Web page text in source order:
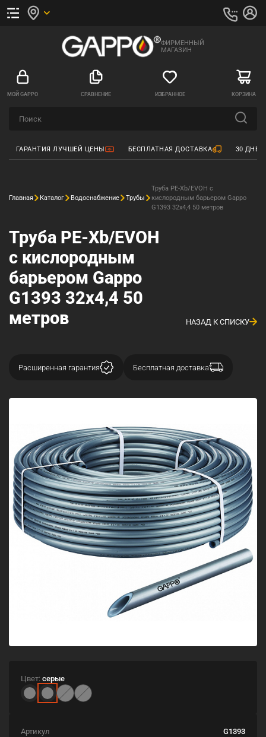
ФИРМЕННЫЙ
МАГАЗИН
МОЙ GAPPO СРАВНЕНИЕ ИЗБРАННОЕ КОРЗИНА
ГАРАНТИЯ ЛУЧШЕЙ ЦЕНЫ БЕСПЛАТНАЯ ДОСТАВКА 30
Главная Каталог Водоснабжение Трубы
Труба PE-Xb/EVOH с
кислородным барьером Gappo
G1393 32x4,4 50 метров
Труба PE-Xb/EVOH
с кислородным
барьером Gappo
G1393 32x4,4 50
метров
НАЗАД К СПИСКУ
Расширенная гарантия Бесплатная доставка
Цвет: серые
Артикул G1393